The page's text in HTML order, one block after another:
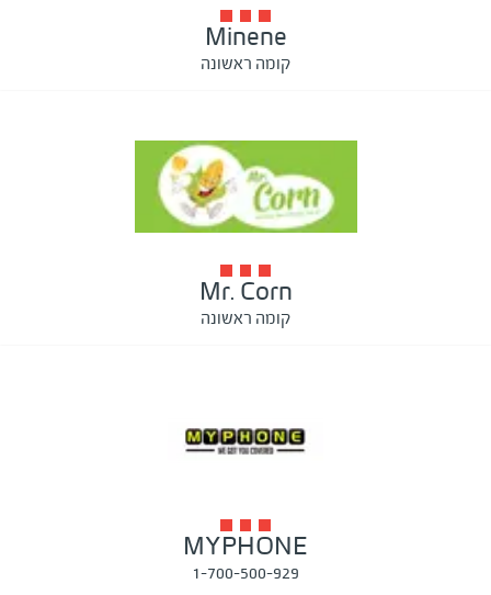
Minene
קומה ראשונה
Mr. Corn
קומה ראשונה
MYPHONE
1-700-500-929